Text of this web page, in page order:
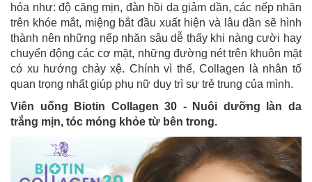
hóa như: độ căng mịn, đàn hồi da giảm dần, các nếp nhăn
trên khóe mắt, miệng bắt đầu xuất hiện và lâu dần sẽ hình
thành nên những nếp nhăn sâu dễ thấy khi nàng cười hay
chuyển động các cơ mặt, những đường nét trên khuôn mặt
có xu hướng chảy xệ. Chính vì thế, Collagen là nhân tố
quan trọng nhất giúp phụ nữ duy trì sự trẻ trung của mình.
Viên uống Biotin Collagen 30 - Nuôi dưỡng làn da
trắng mịn, tóc móng khỏe từ bên trong.